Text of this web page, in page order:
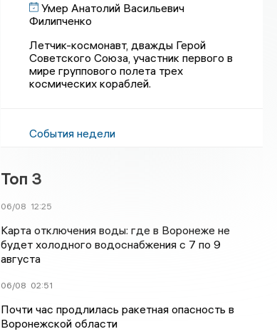
Умер Анатолий Васильевич
Филипченко
Летчик-космонавт, дважды Герой
Советского Союза, участник первого в
мире группового полета трех
космических кораблей.
События недели
Топ 3
06/08 12:25
Карта отключения воды: где в Воронеже не
будет холодного водоснабжения с 7 по 9
августа
06/08 02:51
Почти час продлилась ракетная опасность в
Воронежской области